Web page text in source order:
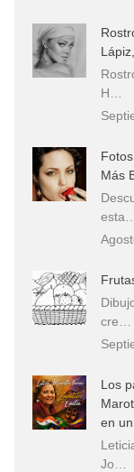
H…
Más
esta…
cre…
Los
en
Jo…